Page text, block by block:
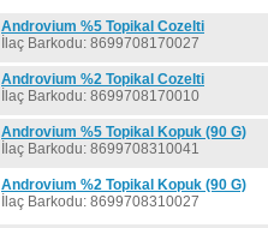
Androvium %5 Topikal Cozelti
İlaç Barkodu: 8699708170027
Androvium %2 Topikal Cozelti
İlaç Barkodu: 8699708170010
Androvium %5 Topikal Kopuk (90 G)
İlaç Barkodu: 8699708310041
Androvium %2 Topikal Kopuk (90 G)
İlaç Barkodu: 8699708310027